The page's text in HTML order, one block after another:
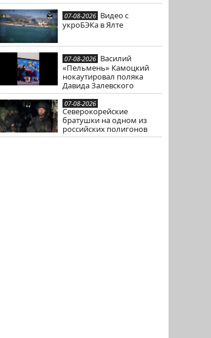
07-08-2026 Видео с
укроБЭКа в Ялте
07-08-2026 Василий
«Пельмень» Камоцкий
нокаутировал поляка
Давида Залевского
07-08-2026
Северокорейские
братушки на одном из
российских полигонов